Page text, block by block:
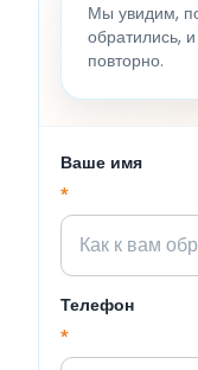
Мы увидим,
обратились,
повторно.
Ваше имя
*
Телефон
*